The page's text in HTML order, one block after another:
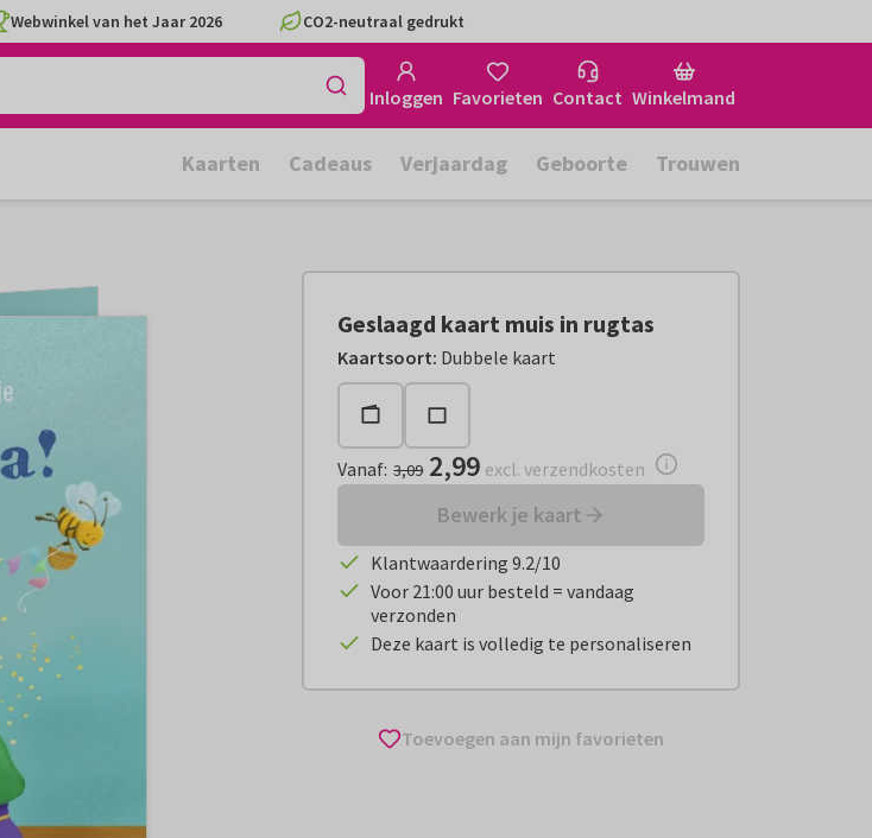
Webwinkel van het Jaar 2026 CO2-neutraal gedrukt
Inloggen Favorieten Contact Winkelmand
Kaarten Cadeaus Verjaardag Geboorte Trouwen
Geslaagd kaart muis in rugtas
Kaartsoort: Dubbele kaart
Vanaf:€ 2,99 excl. verzendkosten
Vanaf: 3,09 2,99 excl. verzendkosten
Bewerk je kaart
Klantwaardering 9.2/10
Voor 21:00 uur besteld = vandaag
verzonden
Deze kaart is volledig te personaliseren
Toevoegen aan mijn favorieten